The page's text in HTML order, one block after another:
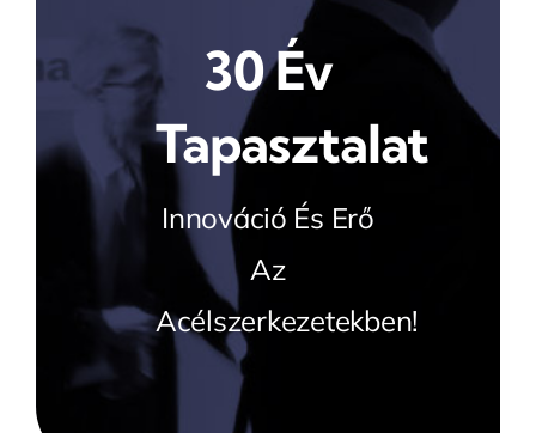
30 Év
Tapasztalat
Innováció És Erő
Az
Acélszerkezetekben!